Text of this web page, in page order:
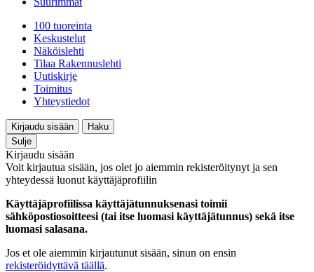
100 tuoreinta
Keskustelut
Näköislehti
Tilaa Rakennuslehti
Uutiskirje
Toimitus
Yhteystiedot
Kirjaudu sisään
Haku
Sulje
Kirjaudu sisään
Voit kirjautua sisään, jos olet jo aiemmin rekisteröitynyt ja sen
yhteydessä luonut käyttäjäprofiilin
Käyttäjäprofiilissa käyttäjätunnuksenasi toimii
sähköpostiosoitteesi (tai itse luomasi käyttäjätunnus) sekä itse
luomasi salasana.
Jos et ole aiemmin kirjautunut sisään, sinun on ensin
rekisteröidyttävä täällä.